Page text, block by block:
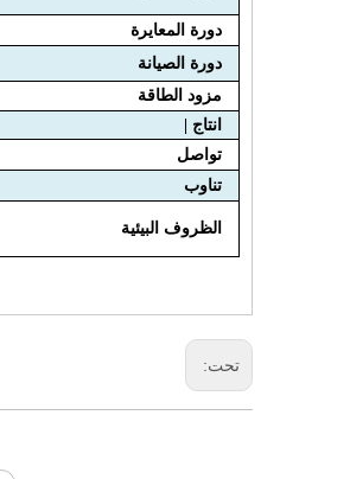
دورة المعايرة
دورة الصيانة
مزود الطاقة
انتاج |
تواصل
تناوب
الظروف البيئية
تحت: